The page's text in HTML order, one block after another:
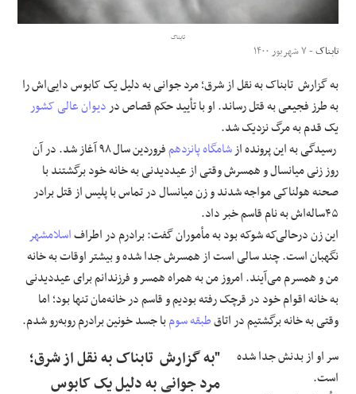
مقالات
تابناک
تابناک- ۷ شهریور ۱۴۰۰
به گزارش تابناک به نقل از شرق؛ مرد جوانی به‌ دلیل یک کابوس دایی‌اش را
به ‌طرز فجیعی به قتل رساند. او با تأیید حکم قصاص دردیوان عالی کشور
یک قدم به مرگ نزدیک شد.
رسیدگی به این پرونده ازشامگاهپانزدهم
فروردین سال ۹۸ آغاز شد. در آن
روز زنی میانسال و همسرش وقتی از عیددیدنی به خانه خود برگشتند با
صحنه هولناکی مواجه شدند و زن میانسال در تماس با پلیس از قتل برادر
۴۵ساله‌اش به نام قاسم خبر داد.
این زن درحالی‌که شوکه بود به مأموران گفت: برادرم در اطرافاسلامشهر
نگهبان است. چند سالی است از همسرش جدا شده و بیشتر اوقات به خانه
من و همسرم می‌آیند. امروز من به همراه همسر و فرزندانم برای عیددیدنی
به خانه اقوام خود در قرچک رفته بودیم و قاسم در خانه‌مان تنها بود؛ اما
وقتی به خانه برگشتیم در اتاقطبقه سومبا جسد خونین برادرم روبه‌رو شدم.
"به گزارش تابناک به نقل از شرق؛
مرد جوانی به‌ دلیل یک کابوس
سر او از بدنش جدا شده
است.